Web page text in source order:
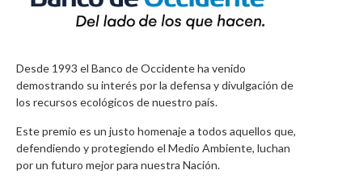
Desde 1993 el Banco de Occidenteha venido
demostrando su interés por la defensa y divulgación de
los recursos ecológicos de nuestro país.
Este premio es un justo homenaje a todos aquellos que,
defendiendo y protegiendo el Medio Ambiente, luchan
por un futuro mejor para nuestra Nación.